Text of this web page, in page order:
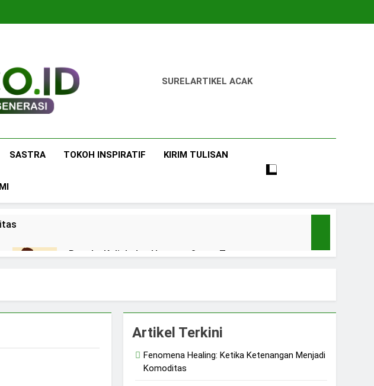
SURELARTIKEL ACAK
SASTRA TOKOH INSPIRATIF KIRIM TULISAN
Bangku Kuliah dan Harapan Orang Tua
Semua Gender
Artikel Terkini
Fenomena Healing: Ketika Ketenangan Menjadi
Komoditas